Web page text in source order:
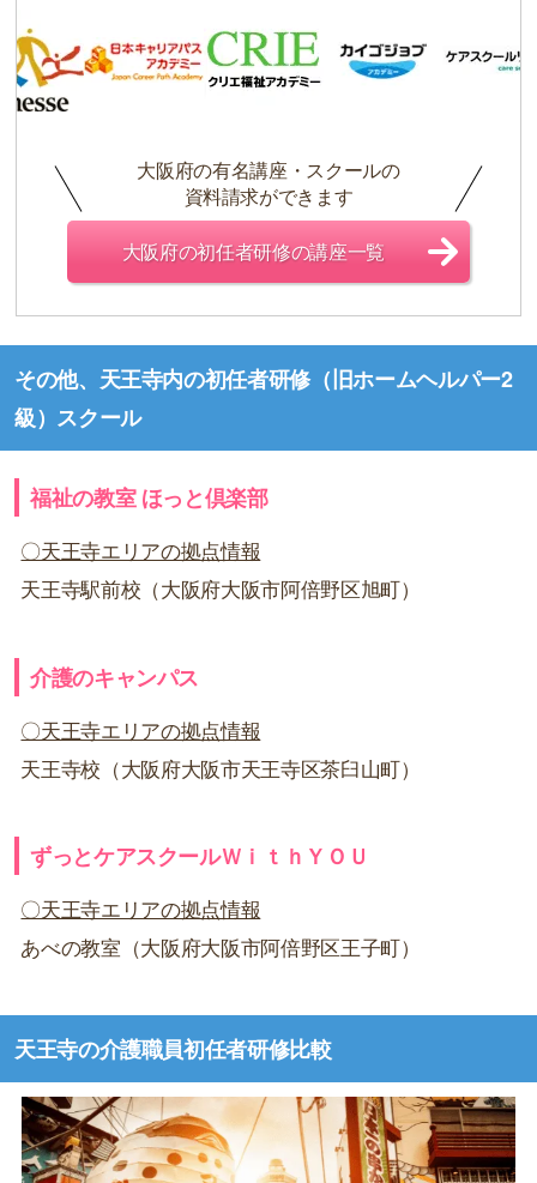
大阪府の有名講座・スクールの
資料請求ができます
大阪府の初任者研修の講座一覧
その他、天王寺内の初任者研修（旧ホームヘルパー2
級）スクール
福祉の教室 ほっと倶楽部
〇天王寺エリアの拠点情報
天王寺駅前校（大阪府大阪市阿倍野区旭町）
介護のキャンパス
〇天王寺エリアの拠点情報
天王寺校（大阪府大阪市天王寺区茶臼山町）
ずっとケアスクールＷｉｔｈＹＯＵ
〇天王寺エリアの拠点情報
あべの教室（大阪府大阪市阿倍野区王子町）
天王寺の介護職員初任者研修比較